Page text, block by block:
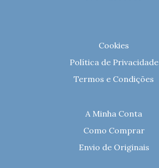
Cookies
Política de Privacidade
Termos e Condições
A Minha Conta
Como Comprar
Envio de Originais